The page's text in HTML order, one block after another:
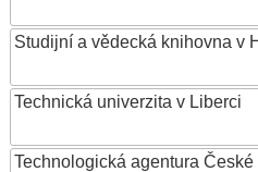
Studijní a vědecká knihovna v
Technická univerzita v Liberci
Technologická agentura